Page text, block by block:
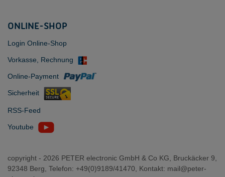
ONLINE-SHOP
Login Online-Shop
Vorkasse, Rechnung
Online-Payment
Sicherheit
RSS-Feed
Youtube
copyright - 2026 PETER electronic GmbH & Co KG, Bruckäcker 9,
92348 Berg, Telefon: +49(0)9189/41470, Kontakt: mail@peter-